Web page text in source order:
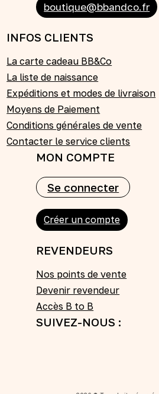
boutique@bbandco.fr
INFOS CLIENTS
La carte cadeau BB&Co
La liste de naissance
Expéditions et modes de livraison
Moyens de Paiement
Conditions générales de vente
Contacter le service clients
MON COMPTE
Se connecter
Créer un compte
REVENDEURS
Nos points de vente
Devenir revendeur
Accès B to B
SUIVEZ-NOUS :